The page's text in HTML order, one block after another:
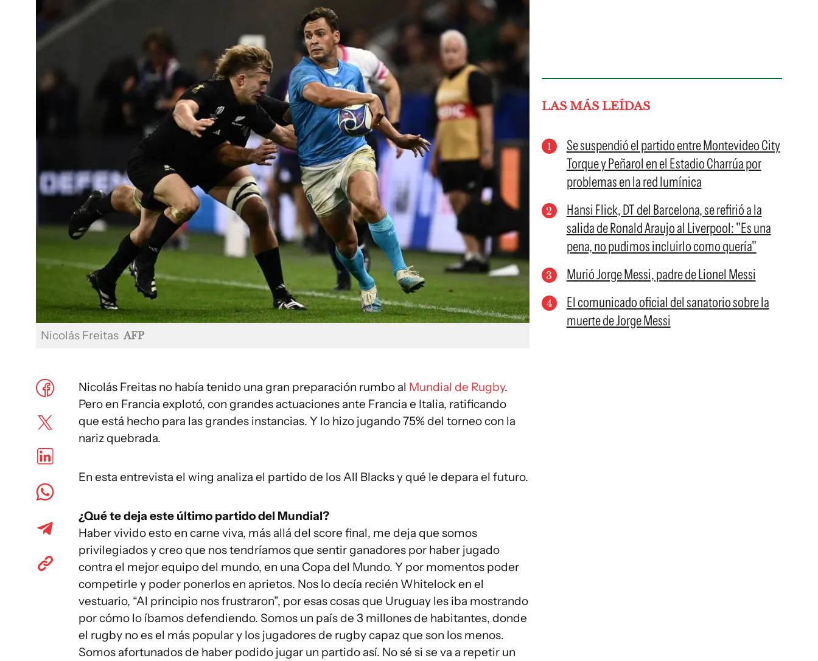
Nicolás Freitas AFP
Nicolás Freitas no había tenido una gran preparación rumbo al Mundial de Rugby.
Pero en Francia explotó, con grandes actuaciones ante Francia e Italia, ratificando
que está hecho para las grandes instancias. Y lo hizo jugando 75% del torneo con la
nariz quebrada.
En esta entrevista el wing analiza el partido de los All Blacks y qué le depara el futuro.
¿Qué te deja este último partido del Mundial?
Haber vivido esto en carne viva, más allá del score final, me deja que somos
privilegiados y creo que nos tendríamos que sentir ganadores por haber jugado
contra el mejor equipo del mundo, en una Copa del Mundo. Y por momentos poder
competirle y poder ponerlos en aprietos. Nos lo decía recién Whitelock en el
vestuario, “Al principio nos frustraron”, por esas cosas que Uruguay les iba mostrando
por cómo lo íbamos defendiendo. Somos un país de 3 millones de habitantes, donde
el rugby no es el más popular y los jugadores de rugby capaz que son los menos.
Somos afortunados de haber podido jugar un partido así. No sé si se va a repetir un
LAS MÁS LEÍDAS
Se suspendió el partido entre Montevideo City
Torque y Peñarol en el Estadio Charrúa por
problemas en la red lumínica
Hansi Flick, DT del Barcelona, se refirió a la
salida de Ronald Araujo al Liverpool: "Es una
pena, no pudimos incluirlo como quería"
Murió Jorge Messi, padre de Lionel Messi
El comunicado oficial del sanatorio sobre la
muerte de Jorge Messi